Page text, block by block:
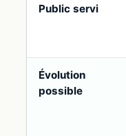
Public servi
Évolution
possible